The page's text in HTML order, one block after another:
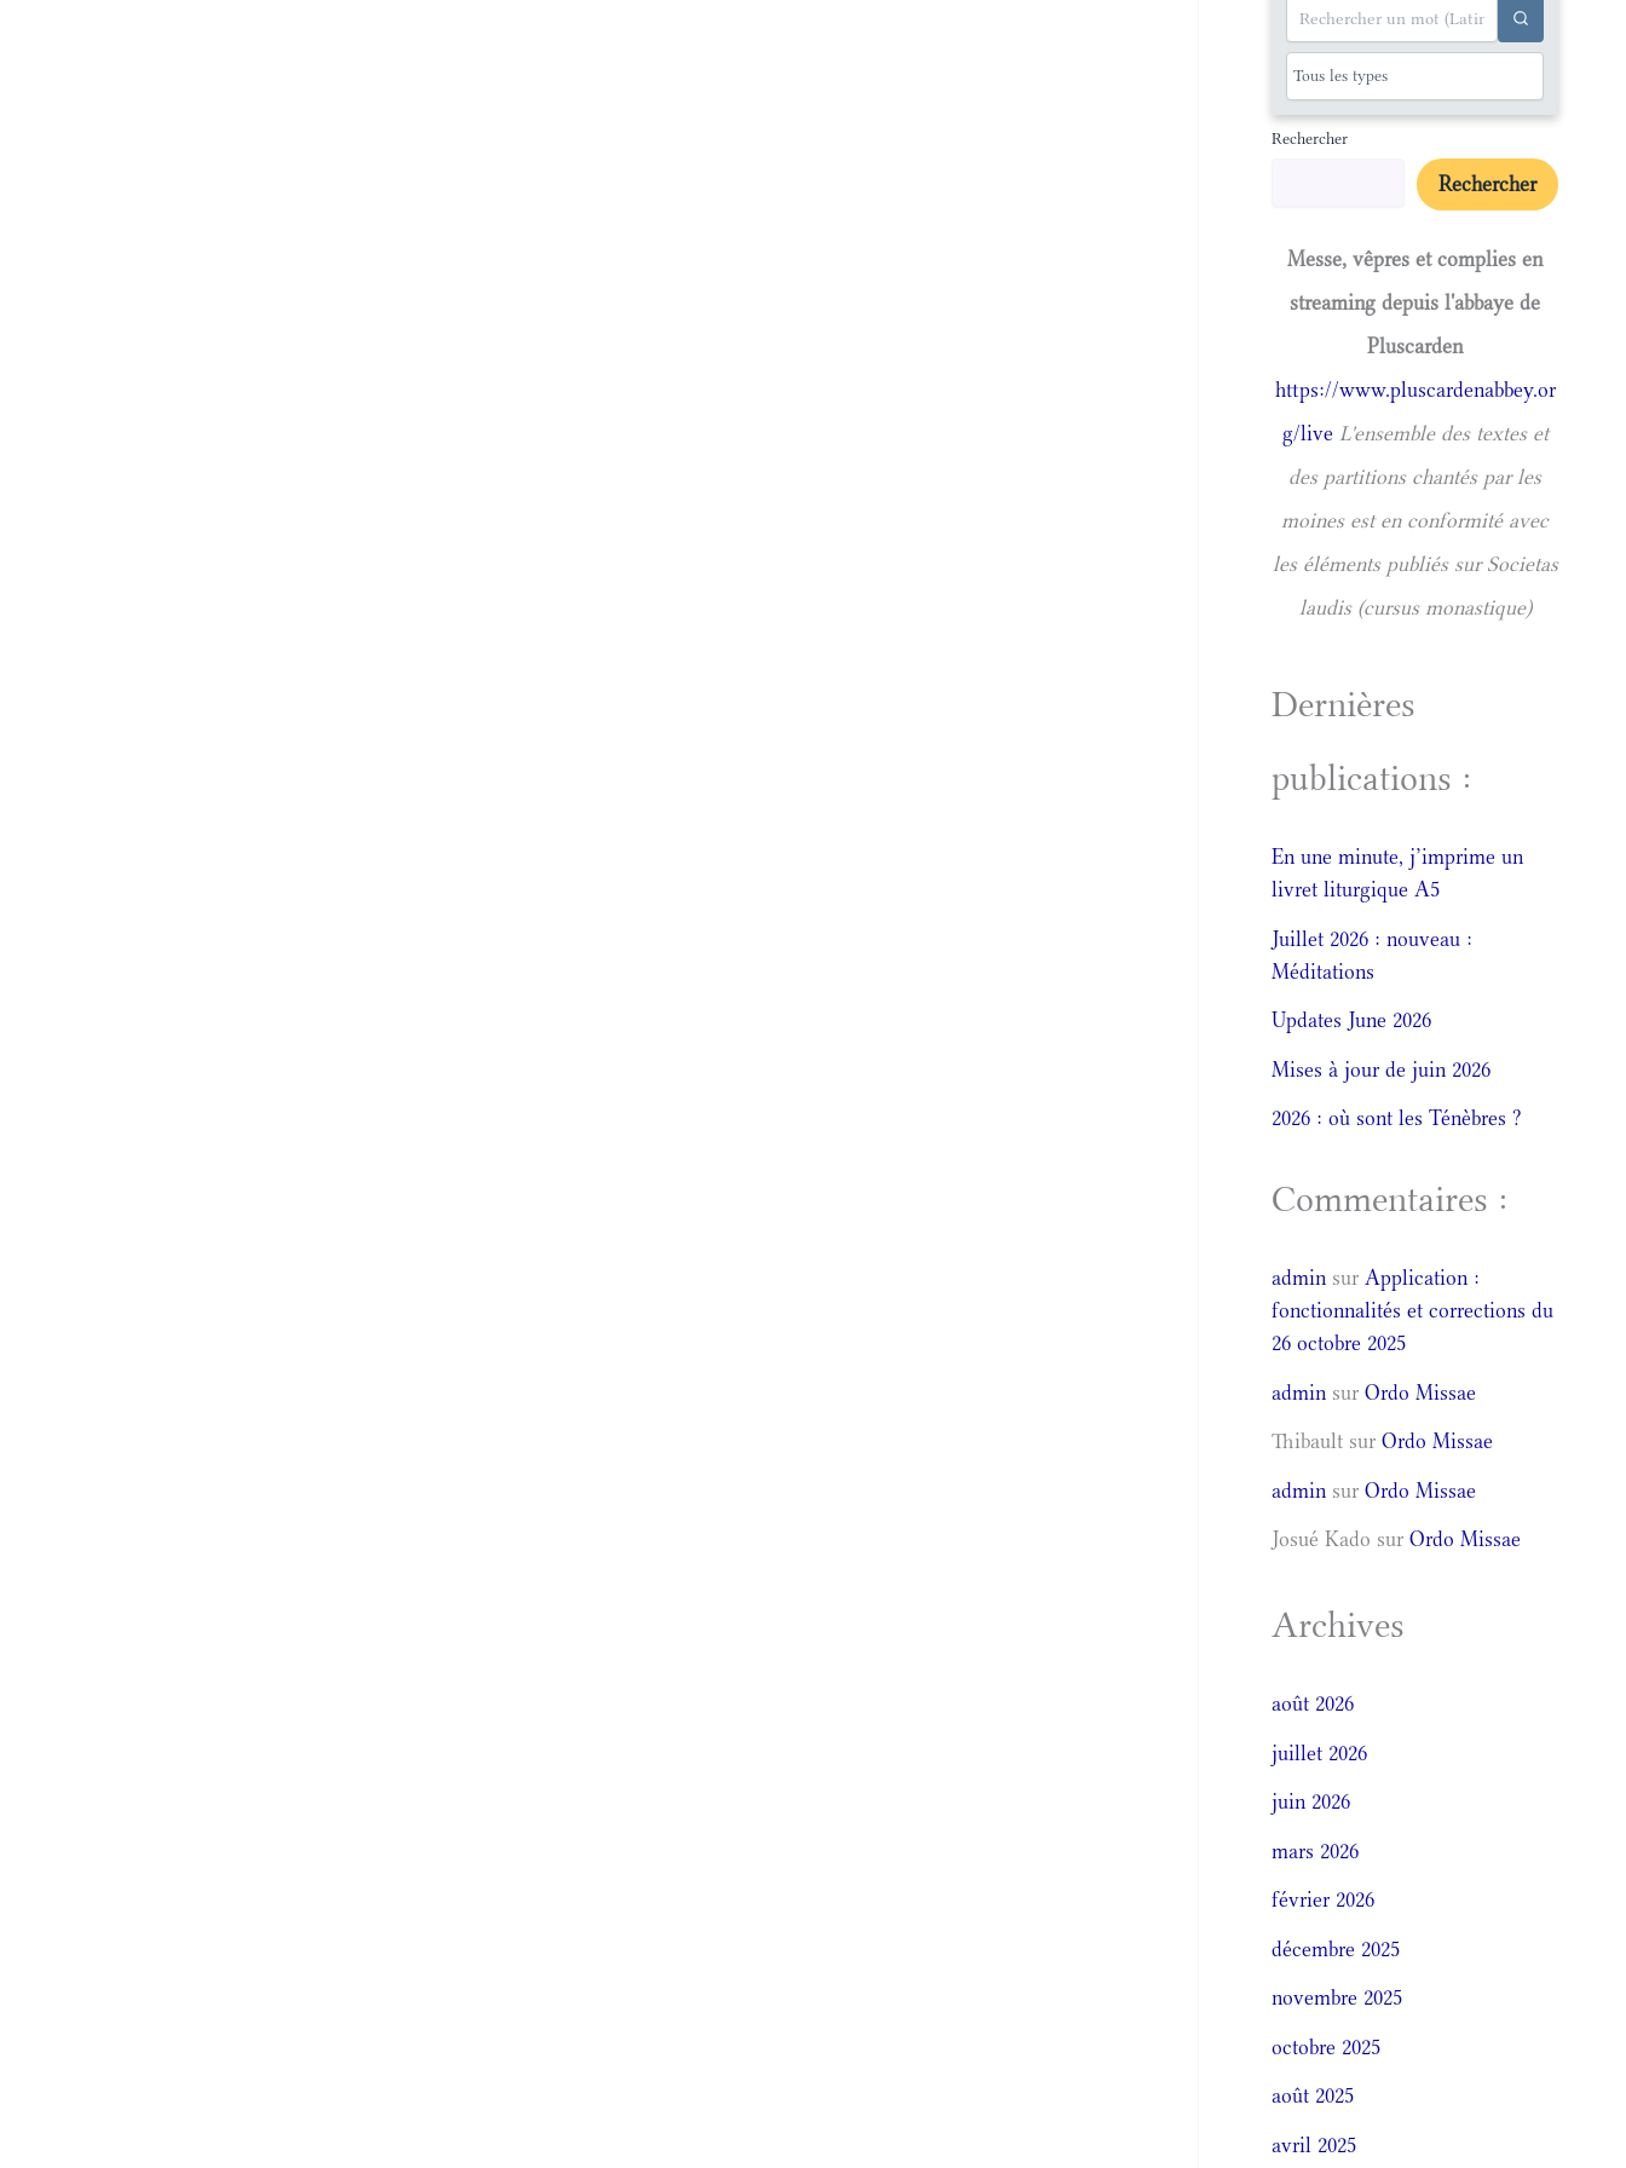
Rechercher
Rechercher
Messe, vêpres et complies en
streaming depuis l'abbaye de
Pluscarden
https://www.pluscardenabbey.or
g/live L'ensemble des textes et
des partitions chantés par les
moines est en conformité avec
les éléments publiés sur Societas
laudis (cursus monastique)
Dernières
publications :
En une minute, j’imprime un
livret liturgique A5
Juillet 2026 : nouveau :
Méditations
Updates June 2026
Mises à jour de juin 2026
2026 : où sont les Ténèbres ?
Commentaires :
admin surApplication :
fonctionnalités et corrections du
26 octobre 2025
admin surOrdo Missae
Thibault surOrdo Missae
admin surOrdo Missae
Josué Kado surOrdo Missae
Archives
août 2026
juillet 2026
juin 2026
mars 2026
février 2026
décembre 2025
novembre 2025
octobre 2025
août 2025
avril 2025